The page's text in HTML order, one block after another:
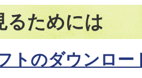
るためには
トのダウンロー